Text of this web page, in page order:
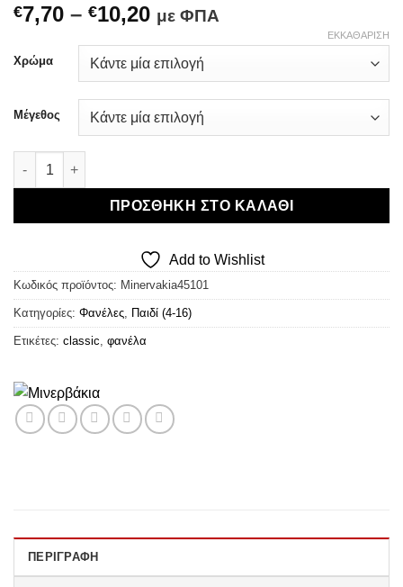
€7,70 – €10,20Price
€7,70
through
€10,20
με ΦΠΑ
Χρώμα
Μέγεθος
ΕΚΚΑΘΆΡΙΣΗ
Μινέρβα Παιδική Φανέλα Κοντό Μανίκι Ανοιχτή Λαιμόκοψη
ΠΡΟΣΘΉΚΗ ΣΤΟ ΚΑΛΆΘΙ
Add to Wishlist
Κωδικός προϊόντος: Minervakia45101
Κατηγορίες: Φανέλες, Παιδί (4-16)
Ετικέτες: classic, φανέλα
ΠΕΡΙΓΡΑΦΉ